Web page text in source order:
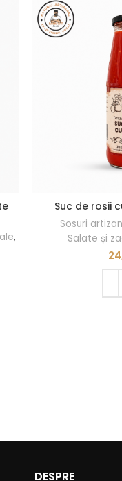
,
Suc de rosii
Sosuri
Salate și
DESPRE